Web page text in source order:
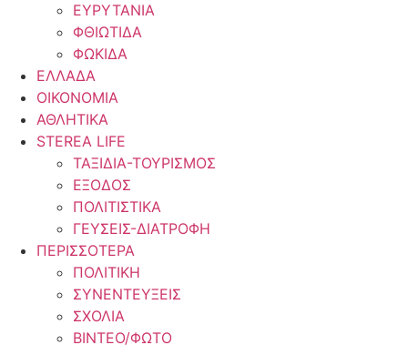
ΕΥΡΥΤΑΝΙΑ
ΦΘΙΩΤΙΔΑ
ΦΩΚΙΔΑ
ΕΛΛΑΔΑ
ΟΙΚΟΝΟΜΙΑ
ΑΘΛΗΤΙΚΑ
STEREA LIFE
ΤΑΞΙΔΙΑ-ΤΟΥΡΙΣΜΟΣ
ΕΞΟΔΟΣ
ΠΟΛΙΤΙΣΤΙΚΑ
ΓΕΥΣΕΙΣ-ΔΙΑΤΡΟΦΗ
ΠΕΡΙΣΣΟΤΕΡΑ
ΠΟΛΙΤΙΚΗ
ΣΥΝΕΝΤΕΥΞΕΙΣ
ΣΧΟΛΙΑ
ΒΙΝΤΕΟ/ΦΩΤΟ